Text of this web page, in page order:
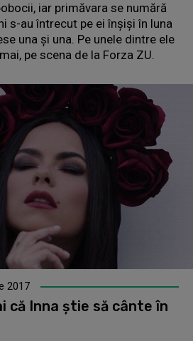
iar primăvara se numără
s-au întrecut pe ei înșiși în luna
una și una. Pe unele dintre ele
pe scena de la Forza ZU.
2017
că Inna știe să cânte în